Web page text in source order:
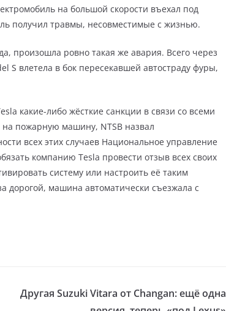
на большой скорости въехал под
получил травмы, несовместимые с жизнью.
произошла ровно такая же авария. Всего через
S влетела в бок пересекавшей автостраду фуры,
какие-либо жёсткие санкции в связи со всеми
пожарную машину, NTSB назвал
всех этих случаев Национальное управление
компанию Tesla провести отзыв всех своих
систему или настроить её таким
дорогой, машина автоматически съезжала с
Другая Suzuki Vitara от Changan: ещё одна